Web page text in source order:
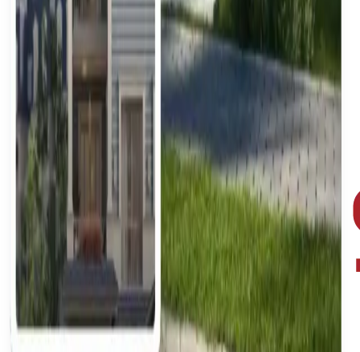
मैं अपनी संपत्ति कैसे लिस्ट करूं?
क्या लिस्टिंग मुफ़्त है?
बेचने में कितना समय लगता है?
मुझे किन दस्तावेज़ों की आवश्यकता है?
जमा करने के बाद क्या होता है?
आधिकारिक मिस्र रियल एस्टेट प्लेटफ़ॉर्म। आधिकारिक मिस्र रियल
एस्टेट प्लेटफ़ॉर्म पर पूरे मिस्र में सत्यापित संपत्तियां खोजें